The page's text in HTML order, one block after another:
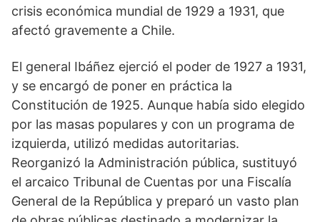
crisis económica mundial de 1929 a 1931, que
afectó gravemente a Chile.
El general Ibáñez ejerció el poder de 1927 a 1931,
y se encargó de poner en práctica la
Constitución de 1925. Aunque había sido elegido
por las masas populares y con un programa de
izquierda, utilizó medidas autoritarias.
Reorganizó la Administración pública, sustituyó
el arcaico Tribunal de Cuentas por una Fiscalía
General de la República y preparó un vasto plan